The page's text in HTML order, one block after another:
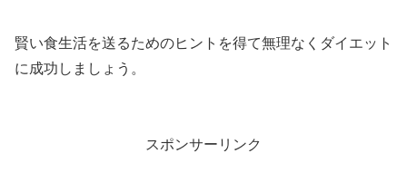
賢い食生活を送るためのヒントを得て無理なくダイエット
に成功しましょう。
スポンサーリンク